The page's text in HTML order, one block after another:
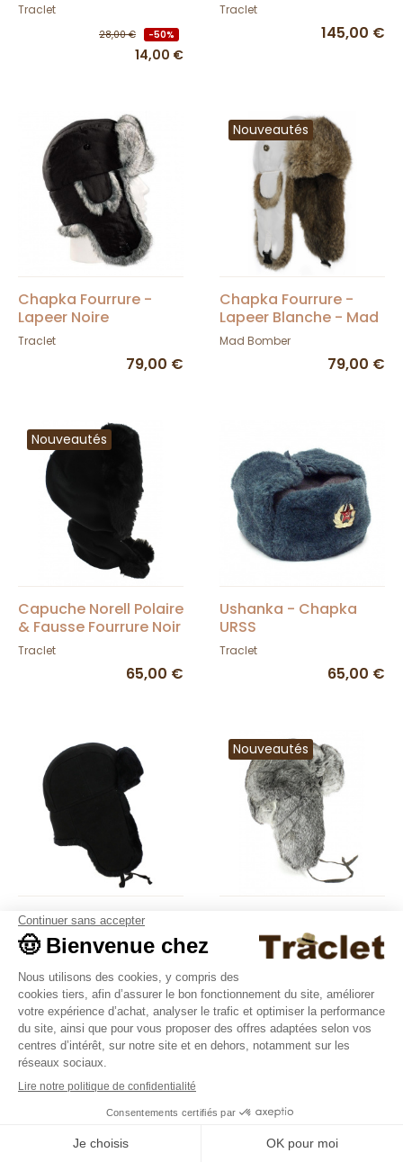
Traclet
28,00 € -50%
14,00 €
Traclet
145,00 €
Chapka Fourrure -
Lapeer Noire
Traclet
79,00 €
Nouveautés
Chapka Fourrure -
Lapeer Blanche - Mad
Bomber
Mad Bomber
79,00 €
Nouveautés
Capuche Norell Polaire
& Fausse Fourrure Noir
- Traclet
Traclet
65,00 €
Ushanka - Chapka
URSS
Traclet
65,00 €
Chapka Cuir &
Mouton Noir - Traclet
Traclet
145,00 €
Nouveautés
de Lapin - Traclet
Nouveautés